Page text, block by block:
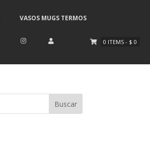
VASOS MUGS TERMOS
0 ITEMS - $ 0